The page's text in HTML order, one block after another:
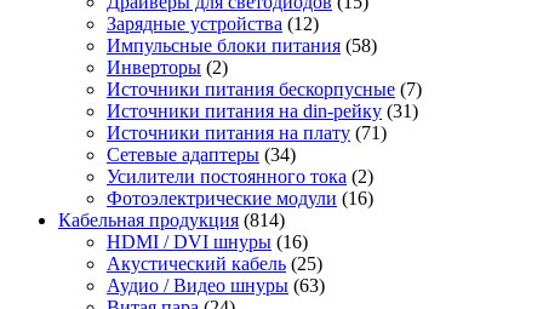
Зарядные устройства (12)
Импульсные блоки питания (58)
Инверторы (2)
Источники питания бескорпусные (7)
Источники питания на din-рейку (31)
Источники питания на плату (71)
Сетевые адаптеры (34)
Усилители постоянного тока (2)
Фотоэлектрические модули (16)
Кабельная продукция (814)
HDMI / DVI шнуры (16)
Акустический кабель (25)
Аудио / Видео шнуры (63)